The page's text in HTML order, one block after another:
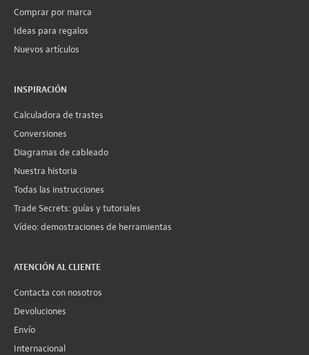
Comprar por marca
Ideas para regalos
Nuevos artículos
INSPIRACIÓN
Calculadora de trastes
Conversiones
Diagramas de cableado
Nuestra historia
Todas las instrucciones
Trade Secrets: guías y tutoriales
Vídeo: demostraciones de herramientas
ATENCIÓN AL CLIENTE
Contacta con nosotros
Devoluciones
Envío
Internacional